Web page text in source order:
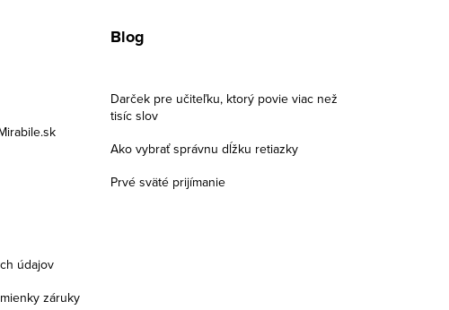
údajov
záruky
Blog
Darček pre učiteľku, ktorý povie viac než
tisíc slov
Ako vybrať správnu dĺžku retiazky
Prvé sväté prijímanie